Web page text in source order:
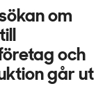
om
och
går ut